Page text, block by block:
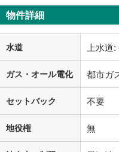
物件詳細
水道 上水道
ガス・オール電化 都市ガ
セットバック 不要
地役権 無